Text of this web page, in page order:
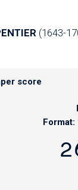
(1643-
score
Format: